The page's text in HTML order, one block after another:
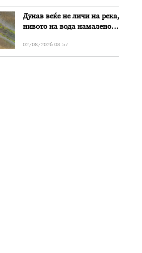
Дунав веќе не личи на река,
нивото на вода намалено
Бугарија
02/08/2026 08:57